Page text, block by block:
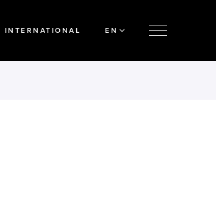
INTERNATIONAL EN